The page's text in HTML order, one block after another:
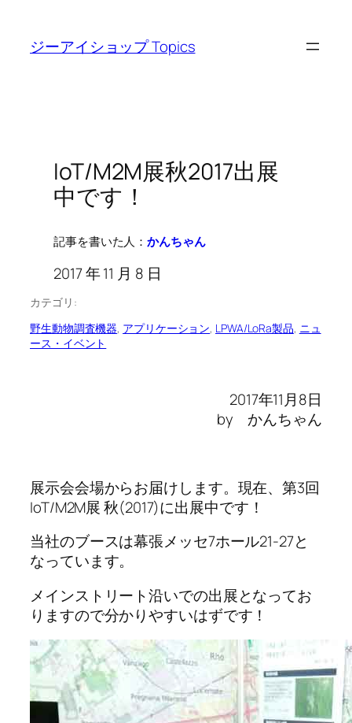
ジーアイショップ Topics
IoT/M2M展秋2017出展
中です！
記事を書いた人：かんちゃん
2017 年 11 月 8 日
カテゴリ:
野生動物調査機器, アプリケーション, LPWA/LoRa製品, ニュ
ース・イベント
2017年11月8日
by かんちゃん
展示会会場からお届けします。現在、第3回
IoT/M2M展 秋(2017)に出展中です！
当社のブースは幕張メッセ7ホール21-27と
なっています。
メインストリート沿いでの出展となってお
りますので分かりやすいはずです！